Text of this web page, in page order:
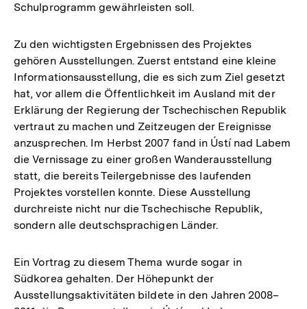
Schulprogramm gewährleisten soll.
Zu den wichtigsten Ergebnissen des Projektes
gehören Ausstellungen. Zuerst entstand eine kleine
Informationsausstellung, die es sich zum Ziel gesetzt
hat, vor allem die Öffentlichkeit im Ausland mit der
Erklärung der Regierung der Tschechischen Republik
vertraut zu machen und Zeitzeugen der Ereignisse
anzusprechen. Im Herbst 2007 fand in Ústí nad Labem
die Vernissage zu einer großen Wanderausstellung
statt, die bereits Teilergebnisse des laufenden
Projektes vorstellen konnte. Diese Ausstellung
durchreiste nicht nur die Tschechische Republik,
sondern alle deutschsprachigen Länder.
Ein Vortrag zu diesem Thema wurde sogar in
Südkorea gehalten. Der Höhepunkt der
Ausstellungsaktivitäten bildete in den Jahren 2008–